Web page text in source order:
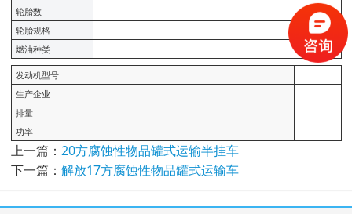
轮胎数
轮胎规格
燃油种类
发动机型号
生产企业
排量
功率
上一篇： 20方腐蚀性物品罐式运输半挂车
下一篇： 解放17方腐蚀性物品罐式运输车